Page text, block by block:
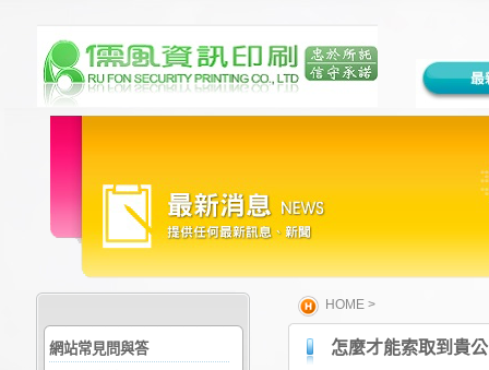
網站常見問與答
HOME >
怎麼才能索取到貴